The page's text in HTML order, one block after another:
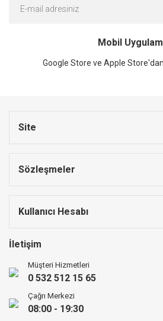
Mobil
Google Store ve Apple
Site
Sözleşmeler
Kullanıcı Hesabı
İletişim
Müşteri Hizmetleri
0 532 512 15 65
Çağrı Merkezi
08:00 - 19:30